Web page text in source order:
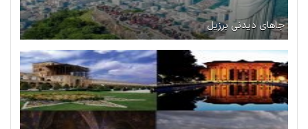
جاهای دیدنی برزیل